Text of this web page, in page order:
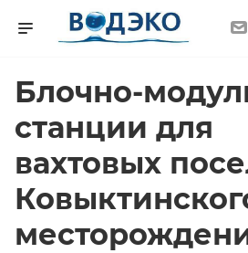
Блочно-
станции для
вахтовых